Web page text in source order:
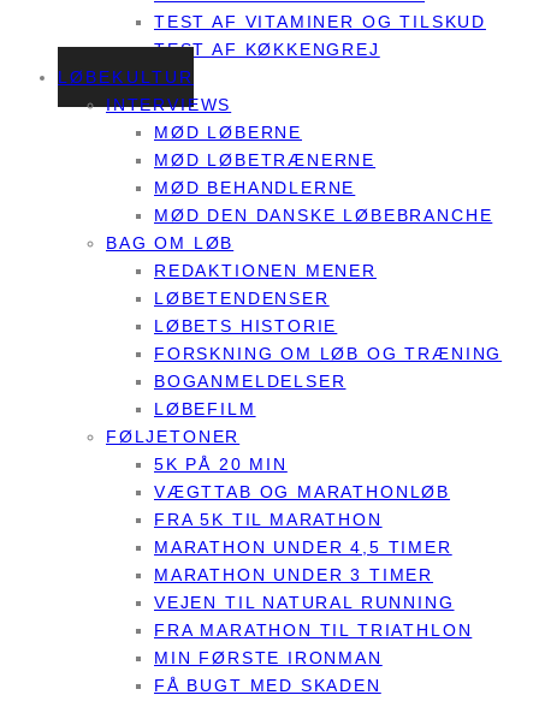
TEST AF VITAMINER OG TILSKUD
TEST AF KØKKENGREJ
LØBEKULTUR
INTERVIEWS
MØD LØBERNE
MØD LØBETRÆNERNE
MØD BEHANDLERNE
MØD DEN DANSKE LØBEBRANCHE
BAG OM LØB
REDAKTIONEN MENER
LØBETENDENSER
LØBETS HISTORIE
FORSKNING OM LØB OG TRÆNING
BOGANMELDELSER
LØBEFILM
FØLJETONER
5K PÅ 20 MIN
VÆGTTAB OG MARATHONLØB
FRA 5K TIL MARATHON
MARATHON UNDER 4,5 TIMER
MARATHON UNDER 3 TIMER
VEJEN TIL NATURAL RUNNING
FRA MARATHON TIL TRIATHLON
MIN FØRSTE IRONMAN
FÅ BUGT MED SKADEN